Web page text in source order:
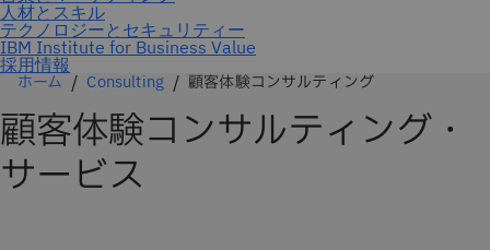
ホーム Consulting 顧客体験コンサルティング
顧客体験コンサルティング・
サービス